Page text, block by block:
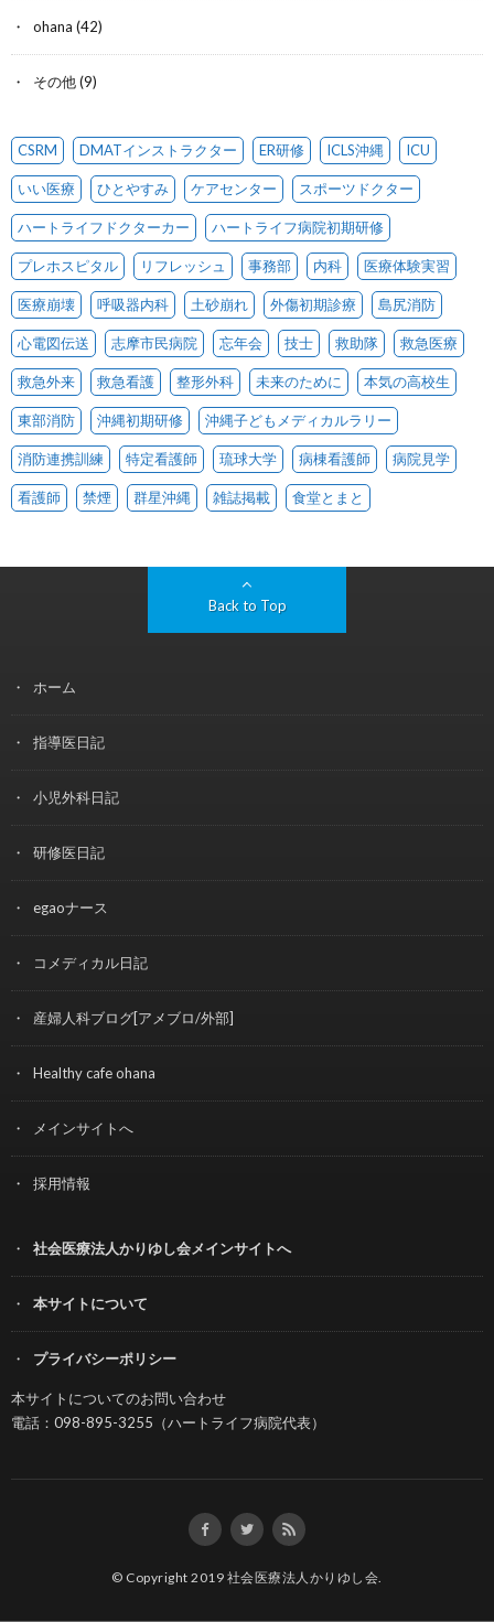
ohana (42)
その他(9)
CSRM DMATインストラクター ER研修 ICLS沖縄 ICU
いい医療 ひとやすみ ケアセンター スポーツドクター
ハートライフドクターカー ハートライフ病院初期研修
プレホスピタル リフレッシュ 事務部 内科 医療体験実習
医療崩壊 呼吸器内科 土砂崩れ 外傷初期診療 島尻消防
心電図伝送 志摩市民病院 忘年会 技士 救助隊 救急医療
救急外来 救急看護 整形外科 未来のために 本気の高校生
東部消防 沖縄初期研修 沖縄子どもメディカルラリー
消防連携訓練 特定看護師 琉球大学 病棟看護師 病院見学
看護師 禁煙 群星沖縄 雑誌掲載 食堂とまと
Back to Top
ホーム
指導医日記
小児外科日記
研修医日記
egaoナース
コメディカル日記
産婦人科ブログ[アメブロ/外部]
Healthy cafe ohana
メインサイトへ
採用情報
社会医療法人かりゆし会メインサイトへ
本サイトについて
プライバシーポリシー
本サイトについてのお問い合わせ
電話：098-895-3255（ハートライフ病院代表）
© Copyright 2019 社会医療法人かりゆし会